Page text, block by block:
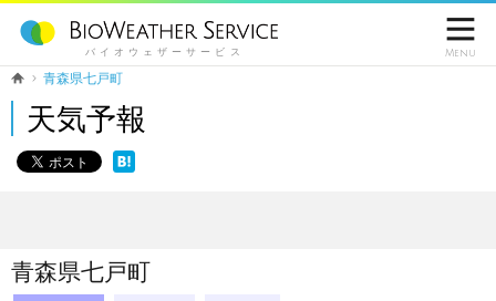
バイオウェザーサービス

Menu
青森県七戸町
天気予報
青森県七戸町